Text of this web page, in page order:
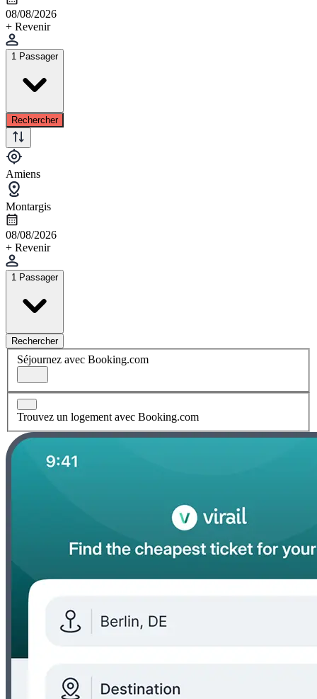
08/08/2026
+ Revenir
1 Passager
Rechercher
Amiens
Montargis
08/08/2026
+ Revenir
1 Passager
Rechercher
Séjournez avec Booking.com
Trouvez un logement avec Booking.com